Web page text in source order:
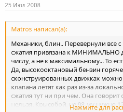
25 Июл 2008
Matros написал(а):
Механики, блин.. Перевернули все с
сжатия привязана к МИНИМАЛЬНО
числу, а не к максимальному... То
Да, высокооктановый бензин
сконструированных движках
клапана летят как раз из-за
сжатия тут ни при чем. Она
нельзя. Крысобой, не 98-му нужно
Нажмите для